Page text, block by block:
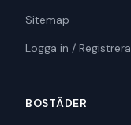
Sitemap
Logga in / Registrera
BOSTÄDER